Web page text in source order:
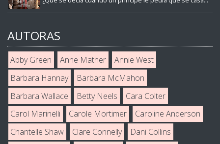
AUTORAS
Abby Green Anne Mather
Annie West
Barbara Hannay
Barbara McMahon
Barbara Wallace
Betty Neels
Cara Colter
Carol Marinelli
Carole Mortimer
Caroline Anderson
Chantelle Shaw
Clare Connelly
Dani Collins